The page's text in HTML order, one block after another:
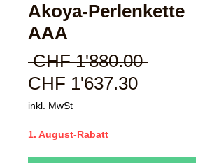
Akoya-Perlenkette
AAA
CHF 1'880.00
CHF 1'637.30Sale-
inkl. MwSt
1. August-Rabatt